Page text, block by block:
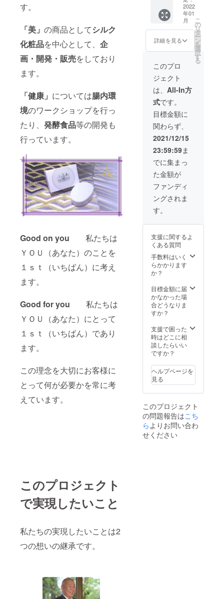
す。
「美」 の商品としてシルク
化粧品を中心として、 企
画・開発・販売をしており
ます。
「健康」 については腸内環
境のワークショップを行っ
たり、 発酵食品等の開発も
行っています。
Good on you 私たちは
ＹＯＵ（あなた）のことを
１ｓｔ（いちばん）に考え
ます。
Good for you 私たちは
ＹＯＵ（あなた）にとって
１ｓｔ（いちばん）であり
ます。
この理念を大切にお客様に
とって何が必要かを常に考
えています。
このプロジェクト
で実現したいこと
私たちの実現したいことは2
つの想いの継承です。
です。
この機
会に是
非！
石丸】
100ｇ
4,320円
（税
込）×
5個
2022
年01
月
詳細を見る
こ
の
リ
タ
ー
ン
を
選
択
す
る
このプロ
ジェクト
は、 All-In方
式です。
目標金額に
関わらず、
2021/12/15
23:59:59ま
でに集まっ
た金額が
ファンディ
ングされま
す。
支援に関するよ
くある質問
手数料はいく
らかかります
か？
目標金額に届
かなかった場
合どうなりま
すか？
支援で困った
時はどこに相
談したらいい
ですか？
ヘルプページを
見る
このプロジェクト
の問題報告はこち
ら よりお問い合わ
せください